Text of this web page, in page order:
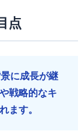
点
に成長が継
戦略的なキ
ます。